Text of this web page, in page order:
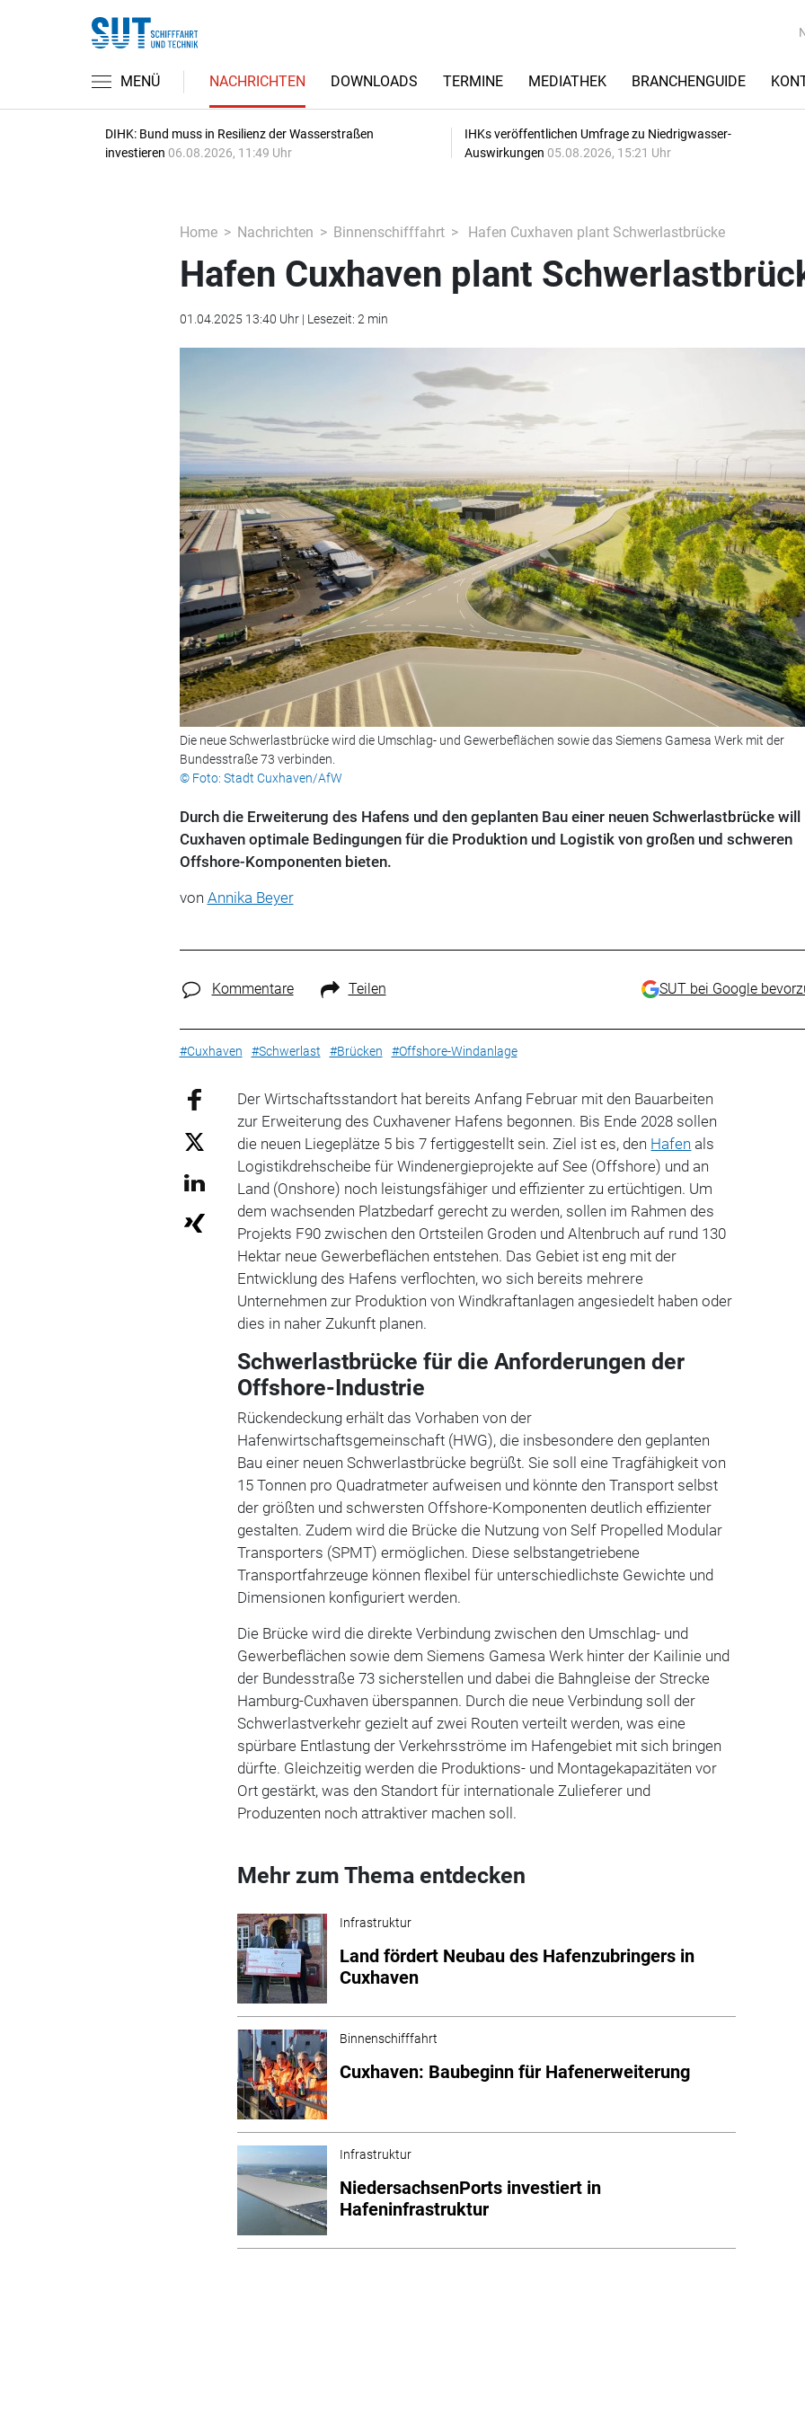
MENÜ NACHRICHTEN DOWNLOADS TERMINE MEDIATHEK BRANCHENGUIDE
DIHK: Bund muss in Resilienz der Wasserstraßen
investieren 06.08.2026, 11:49 Uhr
IHKs veröffentlichen Umfrage zu Niedrigwasser-
Auswirkungen 05.08.2026, 15:21 Uhr
Home Nachrichten Binnenschifffahrt Hafen Cuxhaven plant Schwerlastbrücke
Hafen Cuxhaven plant
01.04.2025 13:40 Uhr | Lesezeit: 2 min
Die neue Schwerlastbrücke wird die Umschlag- und Gewerbeflächen sowie das Siemens Gamesa Werk mit der
Bundesstraße 73 verbinden.
© Foto: Stadt Cuxhaven/AfW
Durch die Erweiterung des Hafens und den geplanten Bau einer neuen Schwerlastbrücke will
Cuxhaven optimale Bedingungen für die Produktion und Logistik von großen und schweren
Offshore-Komponenten bieten.
von Annika Beyer
Kommentare Teilen SUT bei Google
#Cuxhaven #Schwerlast #Brücken #Offshore-Windanlage
Der Wirtschaftsstandort hat bereits Anfang Februar mit den Bauarbeiten
zur Erweiterung des Cuxhavener Hafens begonnen. Bis Ende 2028 sollen
die neuen Liegeplätze 5 bis 7 fertiggestellt sein. Ziel ist es, den Hafen als
Logistikdrehscheibe für Windenergieprojekte auf See (Offshore) und an
Land (Onshore) noch leistungsfähiger und effizienter zu ertüchtigen. Um
dem wachsenden Platzbedarf gerecht zu werden, sollen im Rahmen des
Projekts F90 zwischen den Ortsteilen Groden und Altenbruch auf rund 130
Hektar neue Gewerbeflächen entstehen. Das Gebiet ist eng mit der
Entwicklung des Hafens verflochten, wo sich bereits mehrere
Unternehmen zur Produktion von Windkraftanlagen angesiedelt haben oder
dies in naher Zukunft planen.
Schwerlastbrücke für die Anforderungen der
Offshore-Industrie
Rückendeckung erhält das Vorhaben von der
Hafenwirtschaftsgemeinschaft (HWG), die insbesondere den geplanten
Bau einer neuen Schwerlastbrücke begrüßt. Sie soll eine Tragfähigkeit von
15 Tonnen pro Quadratmeter aufweisen und könnte den Transport selbst
der größten und schwersten Offshore-Komponenten deutlich effizienter
gestalten. Zudem wird die Brücke die Nutzung von Self Propelled Modular
Transporters (SPMT) ermöglichen. Diese selbstangetriebene
Transportfahrzeuge können flexibel für unterschiedlichste Gewichte und
Dimensionen konfiguriert werden.
Die Brücke wird die direkte Verbindung zwischen den Umschlag- und
Gewerbeflächen sowie dem Siemens Gamesa Werk hinter der Kailinie und
der Bundesstraße 73 sicherstellen und dabei die Bahngleise der Strecke
Hamburg-Cuxhaven überspannen. Durch die neue Verbindung soll der
Schwerlastverkehr gezielt auf zwei Routen verteilt werden, was eine
spürbare Entlastung der Verkehrsströme im Hafengebiet mit sich bringen
dürfte. Gleichzeitig werden die Produktions- und Montagekapazitäten vor
Ort gestärkt, was den Standort für internationale Zulieferer und
Produzenten noch attraktiver machen soll.
Mehr zum Thema entdecken
Infrastruktur
Land fördert Neubau des Hafenzubringers in
Cuxhaven
Binnenschifffahrt
Cuxhaven: Baubeginn für Hafenerweiterung
Infrastruktur
NiedersachsenPorts investiert in
Hafeninfrastruktur